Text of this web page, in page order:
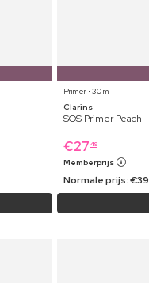
Primer ⋅ 30 ml
Clarins
SOS Primer Peach
€27 49
Memberprijs
Normale prijs:€39